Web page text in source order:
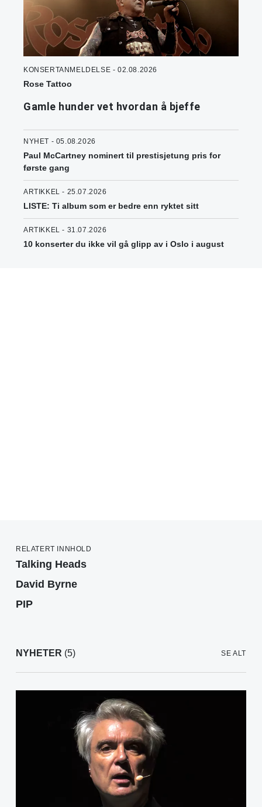
KONSERTANMELDELSE - 02.08.2026
Rose Tattoo
Gamle hunder vet hvordan å bjeffe
NYHET - 05.08.2026
Paul McCartney nominert til prestisjetung pris for
første gang
ARTIKKEL - 25.07.2026
LISTE: Ti album som er bedre enn ryktet sitt
ARTIKKEL - 31.07.2026
10 konserter du ikke vil gå glipp av i Oslo i august
RELATERT INNHOLD
Talking Heads
David Byrne
PIP
NYHETER (5) SE ALT